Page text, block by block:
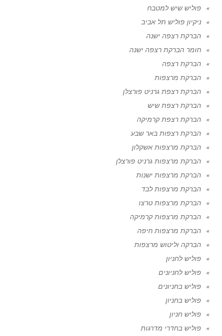
פוליש שיש למטבח
ניקיון פוליש תל אביב
הברקת רצפה ישנה
חומר הברקת רצפה ישנה
הברקת רצפה
הברקת מרצפות
הברקת רצפת גרניט פורצלן
הברקת רצפת שיש
הברקת רצפת קרמיקה
הברקת רצפות באר שבע
הברקת מרצפות אשקלון
הברקת מרצפות גרניט פורצלן
הברקת מרצפות ישנות
הברקת מרצפות לבד
הברקת מרצפות טרצו
הברקת מרצפות קרמיקה
הברקת מרצפות חיפה
הברקה וליטוש מרצפות
פוליש לחניון
פוליש לחניונים
פוליש בחניונים
פוליש בחניון
פוליש חניון
פוליש בחדרי מדרגות